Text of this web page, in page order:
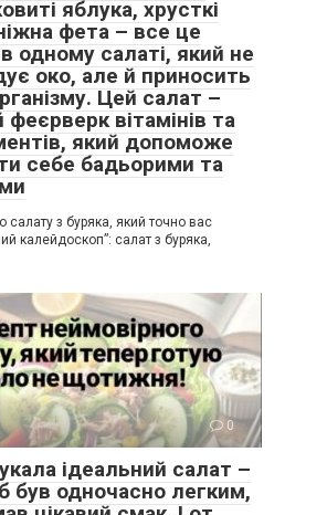
яблука, хрусткі
фета – все це
одному салаті, який не
око, але й приносить
Цей салат –
вітамінів та
який допоможе
себе бадьорими та
салату з буряка, який точно вас
калейдоскоп”: салат з буряка,
0
ідеальний салат –
був одночасно легким,